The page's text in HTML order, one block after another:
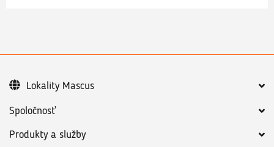
Spoločnosť
Produkty a služby
Lokality Mascus